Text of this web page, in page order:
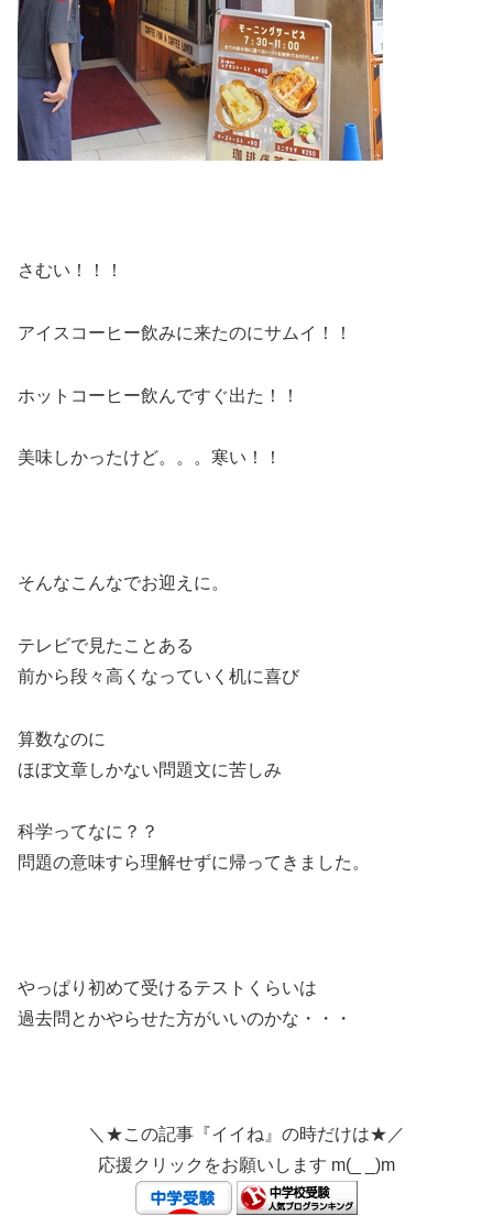
さむい！！！
アイスコーヒー飲みに来たのにサムイ！！
ホットコーヒー飲んですぐ出た！！
美味しかったけど。。。寒い！！
そんなこんなでお迎えに。
テレビで見たことある
前から段々高くなっていく机に喜び
算数なのに
ほぼ文章しかない問題文に苦しみ
科学ってなに？？
問題の意味すら理解せずに帰ってきました。
やっぱり初めて受けるテストくらいは
過去問とかやらせた方がいいのかな・・・
＼★この記事『イイね』の時だけは★／
応援クリックをお願いします m(_ _)m